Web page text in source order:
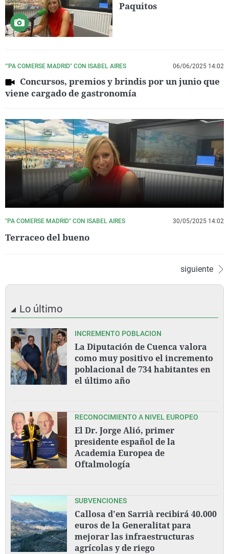
Paquitos
"'PA COMERSE MADRID" CON ISABEL AIRES 06/06/2025 14:02
Concursos, premios y brindis por un junio que
viene cargado de gastronomía
"PA COMERSE MADRID" CON ISABEL AIRES 30/05/2025 14:02
Terraceo del bueno
siguiente
Lo último
INCREMENTO POBLACION
La Diputación de Cuenca valora
como muy positivo el incremento
poblacional de 734 habitantes en
el último año
RECONOCIMIENTO A NIVEL EUROPEO
El Dr. Jorge Alió, primer
presidente español de la
Academia Europea de
Oftalmología
SUBVENCIONES
Callosa d'en Sarrià recibirá 40.000
euros de la Generalitat para
mejorar las infraestructuras
agrícolas y de riego